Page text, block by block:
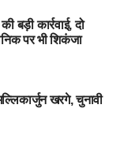
बड़ी कार्रवाई, दो
पर भी शिकंजा
खरगे, चुनावी